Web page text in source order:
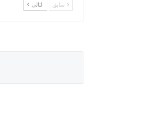
سابق التالى